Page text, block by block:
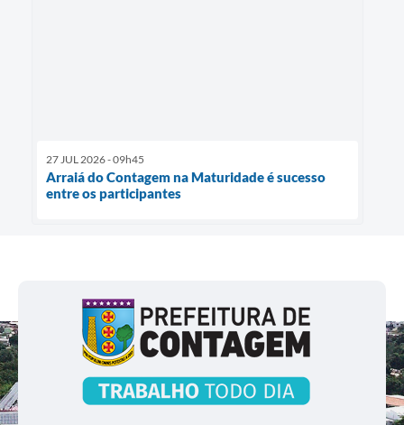
27 JUL 2026 - 09h45
Arraiá do Contagem na Maturidade é sucesso
entre os participantes